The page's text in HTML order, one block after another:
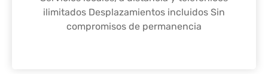
ilimitados Desplazamientos incluidos Sin
compromisos de permanencia